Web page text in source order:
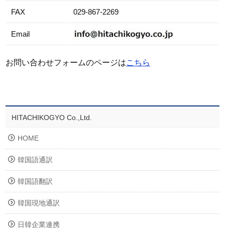
FAX 029-867-2269
Email
お問い合わせフォームのページはこちら
HITACHIKOGYO Co.,Ltd.
HOME
韓国語通訳
韓国語翻訳
韓国現地通訳
日韓企業連携